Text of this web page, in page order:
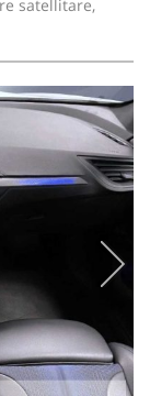
satellitare,